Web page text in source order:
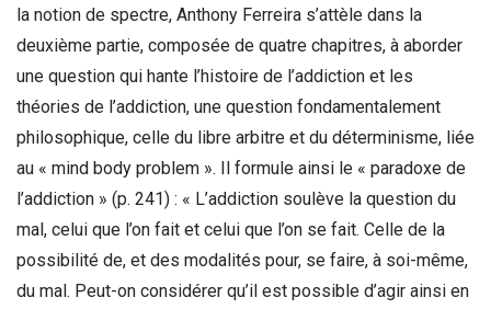
la notion de spectre, Anthony Ferreira s’attèle dans la
deuxième partie, composée de quatre chapitres, à aborder
une question qui hante l’histoire de l’addiction et les
théories de l’addiction, une question fondamentalement
philosophique, celle du libre arbitre et du déterminisme, liée
au « mind body problem ». Il formule ainsi le « paradoxe de
l’addiction » (p. 241) : « L’addiction soulève la question du
mal, celui que l’on fait et celui que l’on se fait. Celle de la
possibilité de, et des modalités pour, se faire, à soi-même,
du mal. Peut-on considérer qu’il est possible d’agir ainsi en